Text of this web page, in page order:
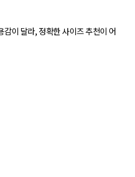
이 달라, 정확한 사이즈 추천이 어